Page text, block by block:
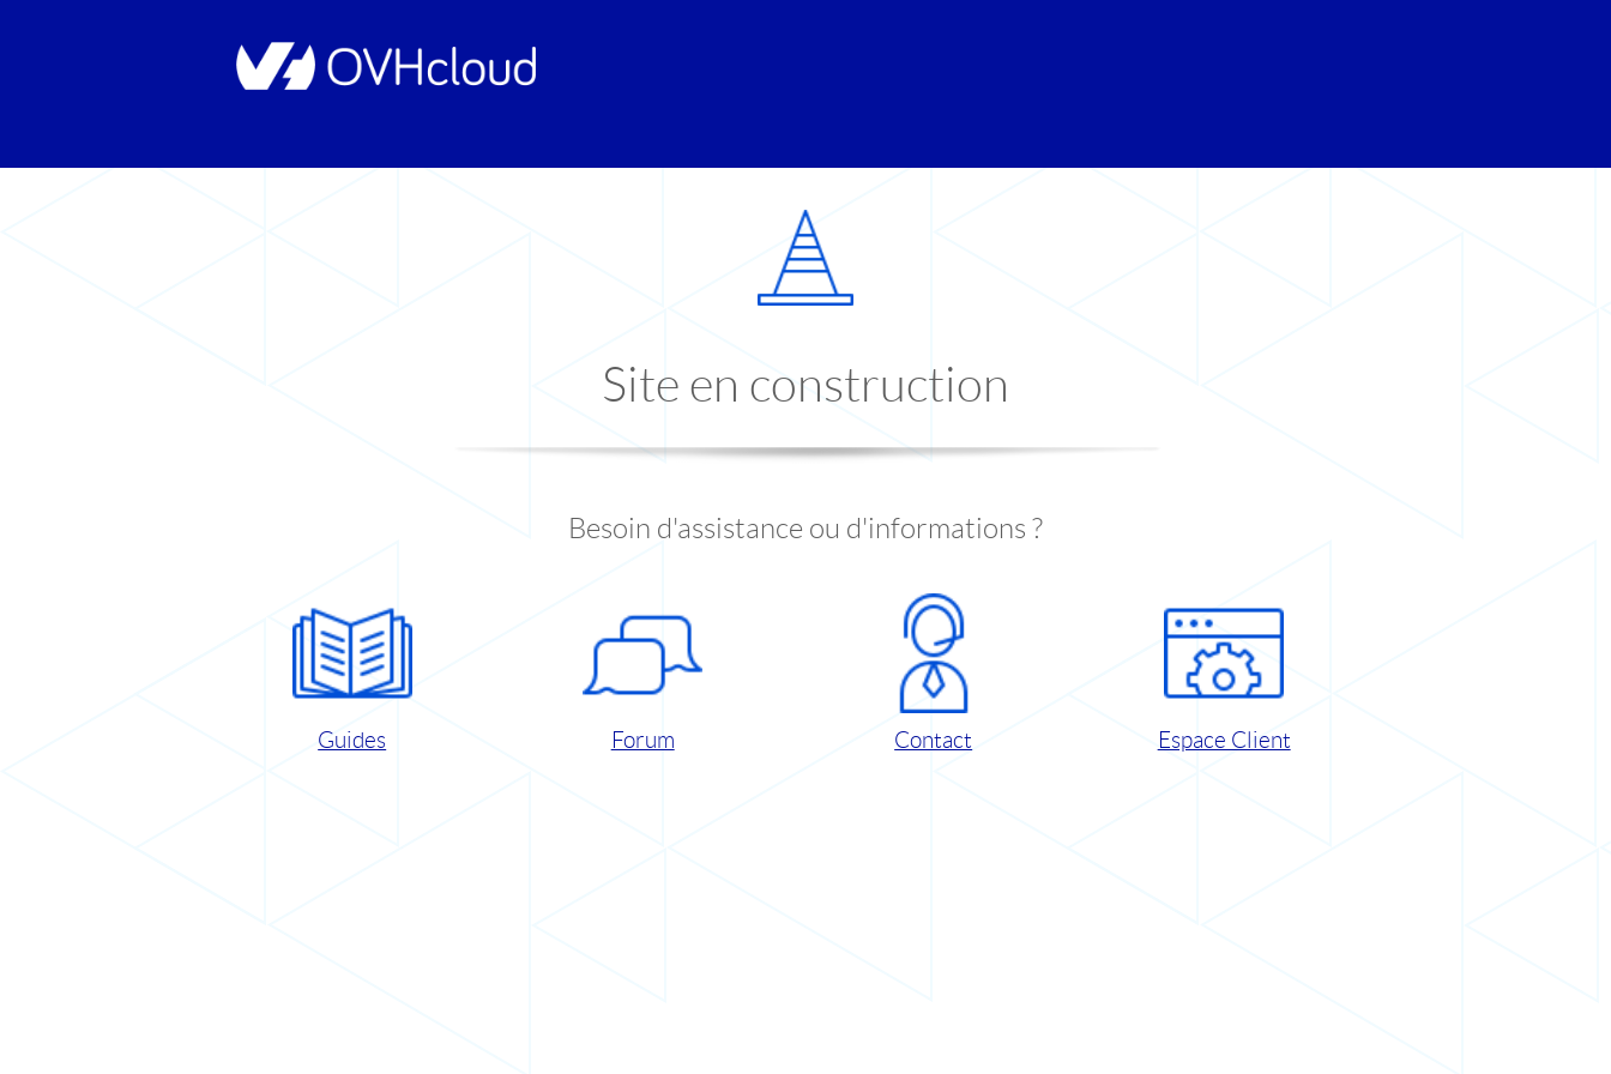
Site en construction
Besoin d'assistance ou d'informations ?
Guides Forum Contact Espace Client